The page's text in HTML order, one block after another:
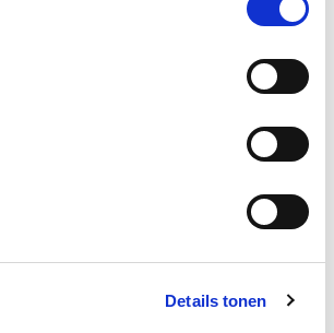
Details tonen
Duik dan eens
Start do 24 sep